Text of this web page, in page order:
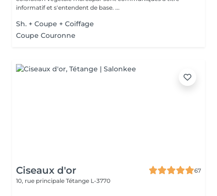
informatif et s'entendent de base. ...
Sh. + Coupe + Coiffage
Coupe Couronne
Ciseaux d'or
67
10, rue principale Tétange L-3770